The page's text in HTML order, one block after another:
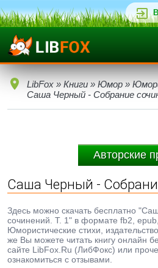
LibFox » Книги » Юмор »
Саша Черный - Собрание
Авторские
Саша Черный -
Здесь можно скачать бесплатно
сочинений. Т. 1" в формате fb2,
Юмористические стихи,
же Вы можете читать книгу онлайн
сайте LibFox.Ru (ЛибФокс) или
ознакомиться с отзывами.